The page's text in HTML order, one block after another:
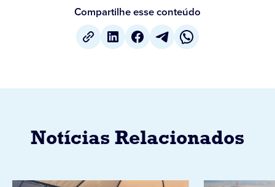
Compartilhe esse conteúdo
Notícias Relacionados